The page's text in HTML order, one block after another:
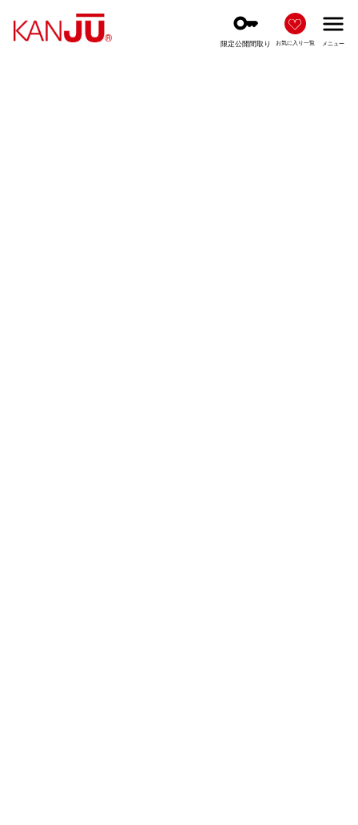
key
限定公開間取り お気に入り一覧
menu
メニュー